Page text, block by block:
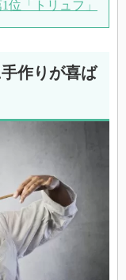
位「トリュフ」
作りが喜ば